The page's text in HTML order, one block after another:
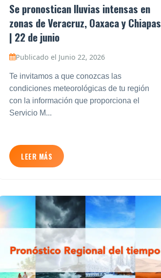
Se pronostican lluvias intensas en
zonas de Veracruz, Oaxaca y Chiapas
| 22 de junio
Publicado el Junio 22, 2026
Te invitamos a que conozcas las
condiciones meteorológicas de tu región
con la información que proporciona el
Servicio M...
LEER MÁS